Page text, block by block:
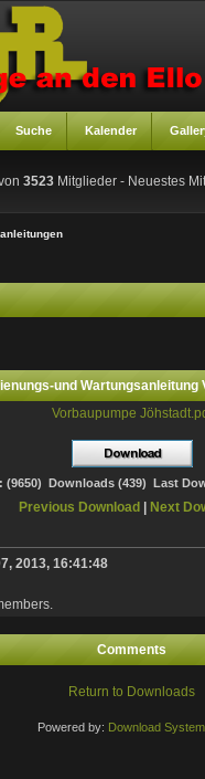
Suche Kalender
3523 Mitglieder - Neuestes
und Wartungsanleitung
Vorbaupumpe
(9650) Downloads (439) Last
Previous Download | Next
2013, 16:41:48
Comments
Return to Downloads
Powered by: Download